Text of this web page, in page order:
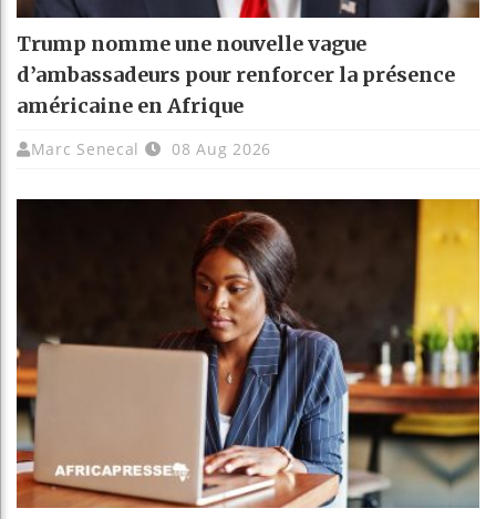
Trump nomme une nouvelle vague
d’ambassadeurs pour renforcer la présence
américaine en Afrique
Marc Senecal 08 Aug 2026